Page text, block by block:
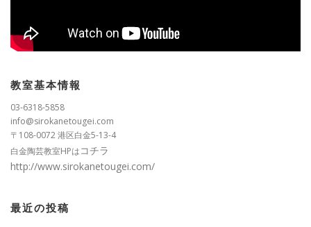
教室基本情報
03-6318-5858
info@sirokanetougei.com
〒108-0072 港区白金5-13-4
白金陶芸教室HPはコチラ
http://www.sirokanetougei.com/
最近の投稿